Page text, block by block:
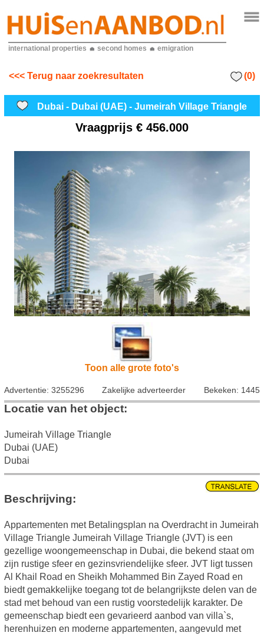
international properties second homes emigration
<<< Terug naar zoekresultaten (0)
Dubai - Dubai (UAE) - Jumeirah Village Triangle
Vraagprijs € 456.000
Toon alle grote foto's
Advertentie: 3255296 Zakelijke adverteerder Bekeken: 1445
Locatie van het object:
Jumeirah Village Triangle
Dubai (UAE)
Dubai
Beschrijving:
Appartementen met Betalingsplan na Overdracht in Jumeirah
Village Triangle Jumeirah Village Triangle (JVT) is een
gezellige woongemeenschap in Dubai, die bekend staat om
zijn rustige sfeer en gezinsvriendelijke sfeer. JVT ligt tussen
Al Khail Road en Sheikh Mohammed Bin Zayed Road en
biedt gemakkelijke toegang tot de belangrijkste delen van de
stad met behoud van een rustig voorstedelijk karakter. De
gemeenschap biedt een gevarieerd aanbod van villa`s,
herenhuizen en moderne appartementen, aangevuld met